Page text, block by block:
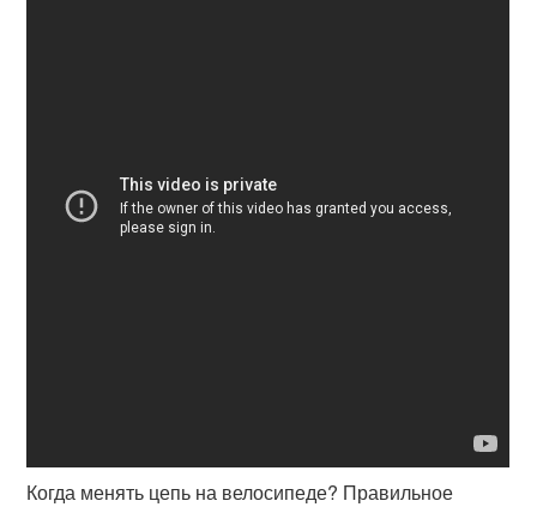
Когда менять цепь на велосипеде? Правильное